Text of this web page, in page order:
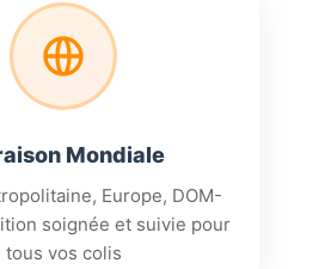
Mondiale
Europe, DOM-
soignée et suivie pour
tous vos colis